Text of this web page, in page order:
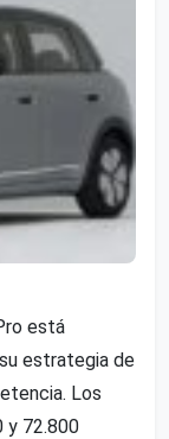
está
estrategia de
Los
y 72.800